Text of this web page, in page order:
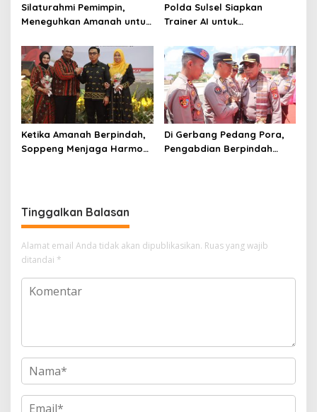
Silaturahmi Pemimpin,
Meneguhkan Amanah untuk
Polda Sulsel Siapkan
Trainer AI untuk
Digital
Ketika Amanah Berpindah,
Soppeng Menjaga Harmoni
Di Gerbang Pedang Pora,
Pengabdian Berpindah
Tinggalkan Balasan
Alamat email Anda tidak akan dipublikasikan. Ruas yang wajib
ditandai *